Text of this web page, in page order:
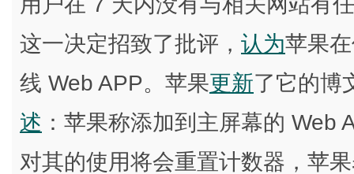
这一决定招致了批评， 认为苹果
线 Web APP。苹果更新了它的博
述 ：苹果称添加到主屏幕的 Web
对其的使用将会重置计数器，苹